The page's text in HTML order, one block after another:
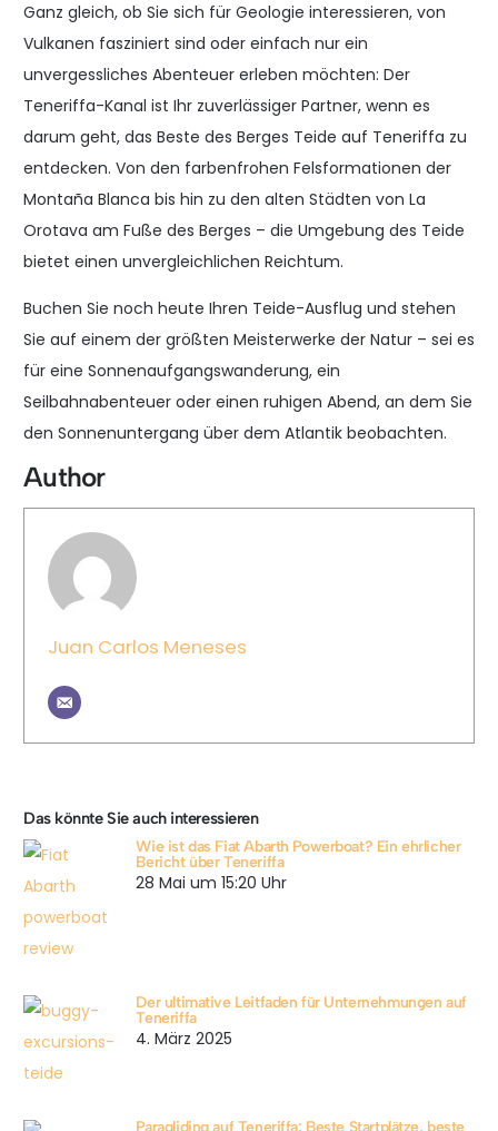
Ganz gleich, ob Sie sich für Geologie interessieren, von
Vulkanen fasziniert sind oder einfach nur ein
unvergessliches Abenteuer erleben möchten: Der
Teneriffa-Kanal ist Ihr zuverlässiger Partner, wenn es
darum geht, das Beste des Berges Teide auf Teneriffa zu
entdecken. Von den farbenfrohen Felsformationen der
Montaña Blanca bis hin zu den alten Städten von La
Orotava am Fuße des Berges – die Umgebung des Teide
bietet einen unvergleichlichen Reichtum.
Buchen Sie noch heute Ihren Teide-Ausflug und stehen
Sie auf einem der größten Meisterwerke der Natur – sei es
für eine Sonnenaufgangswanderung, ein
Seilbahnabenteuer oder einen ruhigen Abend, an dem Sie
den Sonnenuntergang über dem Atlantik beobachten.
Author
Juan Carlos Meneses
Das könnte Sie auch interessieren
Wie ist das Fiat Abarth Powerboat? Ein ehrlicher
Bericht über Teneriffa
28 Mai um 15:20 Uhr
Der ultimative Leitfaden für Unternehmungen auf
Teneriffa
4. März 2025
Paragliding auf Teneriffa: Beste Startplätze, beste